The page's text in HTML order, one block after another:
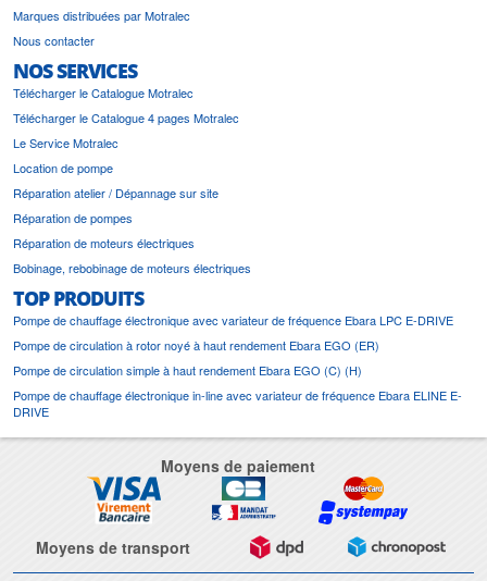
Marques distribuées par Motralec
Nous contacter
NOS SERVICES
Télécharger le Catalogue Motralec
Télécharger le Catalogue 4 pages Motralec
Le Service Motralec
Location de pompe
Réparation atelier / Dépannage sur site
Réparation de pompes
Réparation de moteurs électriques
Bobinage, rebobinage de moteurs électriques
TOP PRODUITS
Pompe de chauffage électronique avec variateur de fréquence Ebara LPC E-DRIVE
Pompe de circulation à rotor noyé à haut rendement Ebara EGO (ER)
Pompe de circulation simple à haut rendement Ebara EGO (C) (H)
Pompe de chauffage électronique in-line avec variateur de fréquence Ebara ELINE E-
DRIVE
Moyens de paiement
Moyens de transport